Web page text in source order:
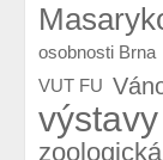
osobnosti Brna
VUT FU